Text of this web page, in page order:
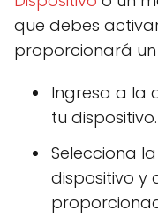
que debes
proporcionará
Ingresa a la
tu dispositivo.
Selecciona
dispositivo y